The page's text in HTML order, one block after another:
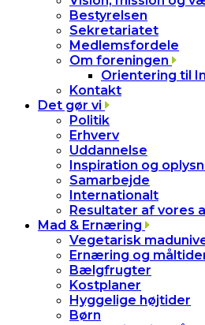
Bestyrelsen
Sekretariatet
Medlemsfordele
Om foreningen
Orientering til
Kontakt
Det gør vi
Politik
Erhverv
Uddannelse
Inspiration og
Samarbejde
Internationalt
Resultater af vores
Mad & Ernæring
Vegetarisk
Ernæring og
Bælgfrugter
Kostplaner
Hyggelige højtider
Børn